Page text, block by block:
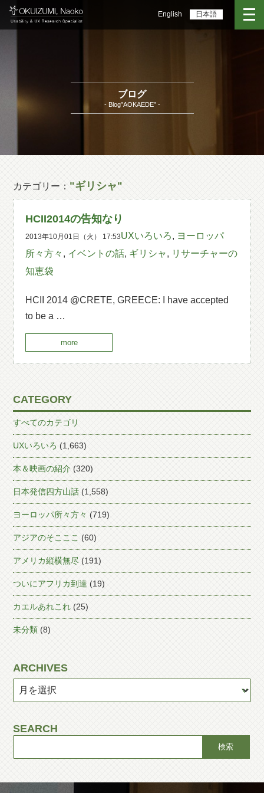
English 日本語
ブログ
- Blog”AOKAEDE” -
カテゴリー： "ギリシャ"
HCII2014の告知なり
2013年10月01日（火） 17:53UXいろいろ, ヨーロッパ
所々方々 , イベントの話, ギリシャ, リサーチャーの
知恵袋
HCII 2014 @CRETE, GREECE: I have accepted
to be a …
more
CATEGORY
すべてのカテゴリ
UXいろいろ (1,663)
本＆映画の紹介 (320)
日本発信四方山話 (1,558)
ヨーロッパ所々方々 (719)
アジアのそこここ (60)
アメリカ縦横無尽 (191)
ついにアフリカ到達 (19)
カエルあれこれ (25)
未分類 (8)
ARCHIVES
SEARCH